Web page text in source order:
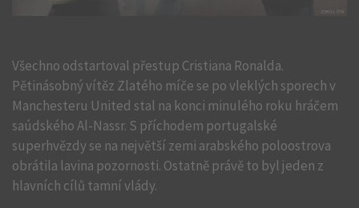
Všechno odstartoval přestup Cristiana Ronalda.
Pětinásobný vítěz Zlatého míče se po vleklých sporech v
Manchesteru United stal na konci minulého roku hráčem
saúdského Al-Nassr. S příchodem portugalské
superhvězdy se na největší zemi arabského poloostrova
obrátila lavina pozornosti. Ostatně právě to byl jeden z
hlavních cílů tamní vlády.